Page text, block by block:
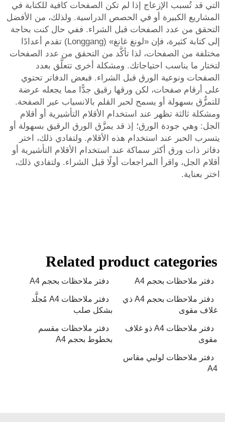
التي قد تُسبب الإزعاج إذا لم تكن الصفحات كافية للكتابة في
المشاريع الكبيرة أو في الحصص الدراسية. ولذلك، من الأفضل
التحقق من عدد الصفحات قبل الشراء. ففي حال كنت بحاجة
إلى كتابة كثيرة، فإن «لونغ غانغ» (Longgang) تقدم أعدادًا
مختلفة من الصفحات، لذا تأكَّد من التحقق من عدد الصفحات
لتختار ما يناسب احتياجاتك. ومشكلة أخرى تتعلَّق بعدد
الصفحات ونوعية الورق قبل الشراء. فبعض الدفاتر تحتوي
على أرقام صفحات، لكن ورقها رقيق جدًّا مما يجعله عرضة
للتمزُّق بسهولة أو يسمح لحبر القلم بالانسياب عبر الصفحة.
ومشكلة ثالثة تظهر عند استخدام الأقلام التأشيرية أو أقلام
الجل: وهي جودة الورق؛ إذ قد يمزَّق الورق الرقيق بسهولة أو
يتسرب الحبر عند استخدام هذه الأقلام. ولتفادي ذلك، اختر
دفاتر ذات ورق أكثر سماكة عند استخدام الأقلام التأشيرية أو
أقلام الجل، واقرأ المراجعات أولًا قبل الشراء. ولتفادي ذلك،
اختر بعناية.
Related product categories
دفتر ملاحظات بحجم A4 دفتر ملاحظات بحجم A4
دفتر ملاحظات بحجم A4 ذي
غلاف مقوى
دفتر ملاحظات A4 مُجلَّد
بشكل صلب
دفتر ملاحظات A4 ذو غلاف
مقوى
دفتر ملاحظات مقسم
بخطوط بحجم A4
دفتر ملاحظات لولبي مقاس
A4